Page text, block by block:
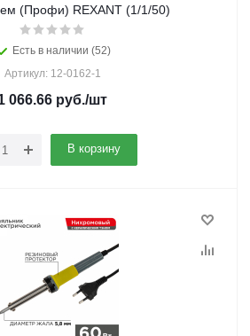
(Профи) REXANT (1/1/50)
Есть в наличии (52)
Артикул: 12-0162-1
066.66 руб./шт
В корзину